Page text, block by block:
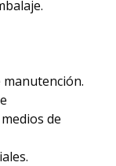
de